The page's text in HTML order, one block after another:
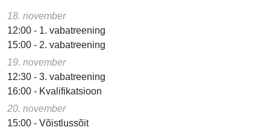
18. november
12:00 - 1. vabatreening
15:00 - 2. vabatreening
19. november
12:30 - 3. vabatreening
16:00 - Kvalifikatsioon
20. november
15:00 - Võistlussõit